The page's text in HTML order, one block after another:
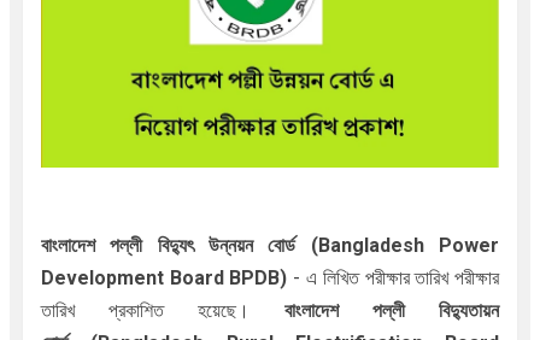
বাংলাদেশপল্লী বিদ্যুৎ উন্নয়ন বোর্ড (Bangladesh Power
Development Board BPDB) - এ লিখিত পরীক্ষার তারিখ পরীক্ষার
তারিখ প্রকাশিত হয়েছে। বাংলাদেশ পল্লী বিদ্যুতায়ন